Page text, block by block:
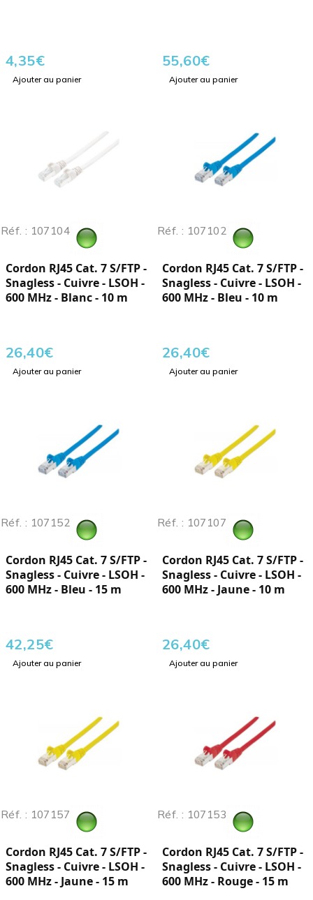
4,35€
Ajouter au panier
55,60€
Ajouter au panier
Réf. : 107104
Cordon RJ45 Cat. 7 S/FTP -
Snagless - Cuivre - LSOH -
600 MHz - Blanc - 10 m
26,40€
Ajouter au panier
Réf. : 107102
Cordon RJ45 Cat. 7 S/FTP -
Snagless - Cuivre - LSOH -
600 MHz - Bleu - 10 m
26,40€
Ajouter au panier
Réf. : 107152
Cordon RJ45 Cat. 7 S/FTP -
Snagless - Cuivre - LSOH -
600 MHz - Bleu - 15 m
42,25€
Ajouter au panier
Réf. : 107107
Cordon RJ45 Cat. 7 S/FTP -
Snagless - Cuivre - LSOH -
600 MHz - Jaune - 10 m
26,40€
Ajouter au panier
Réf. : 107157
Cordon RJ45 Cat. 7 S/FTP -
Snagless - Cuivre - LSOH -
600 MHz - Jaune - 15 m
Réf. : 107153
Cordon RJ45 Cat. 7 S/FTP -
Snagless - Cuivre - LSOH -
600 MHz - Rouge - 15 m